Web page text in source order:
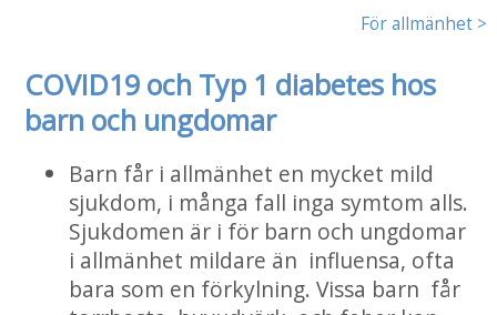
För allmänhet >
COVID19 och Typ 1 diabetes hos
barn och ungdomar
Barn får i allmänhet en mycket mild
sjukdom, i många fall inga symtom alls.
Sjukdomen är i för barn och ungdomar
i allmänhet mildare än influensa, ofta
bara som en förkylning. Vissa barn får